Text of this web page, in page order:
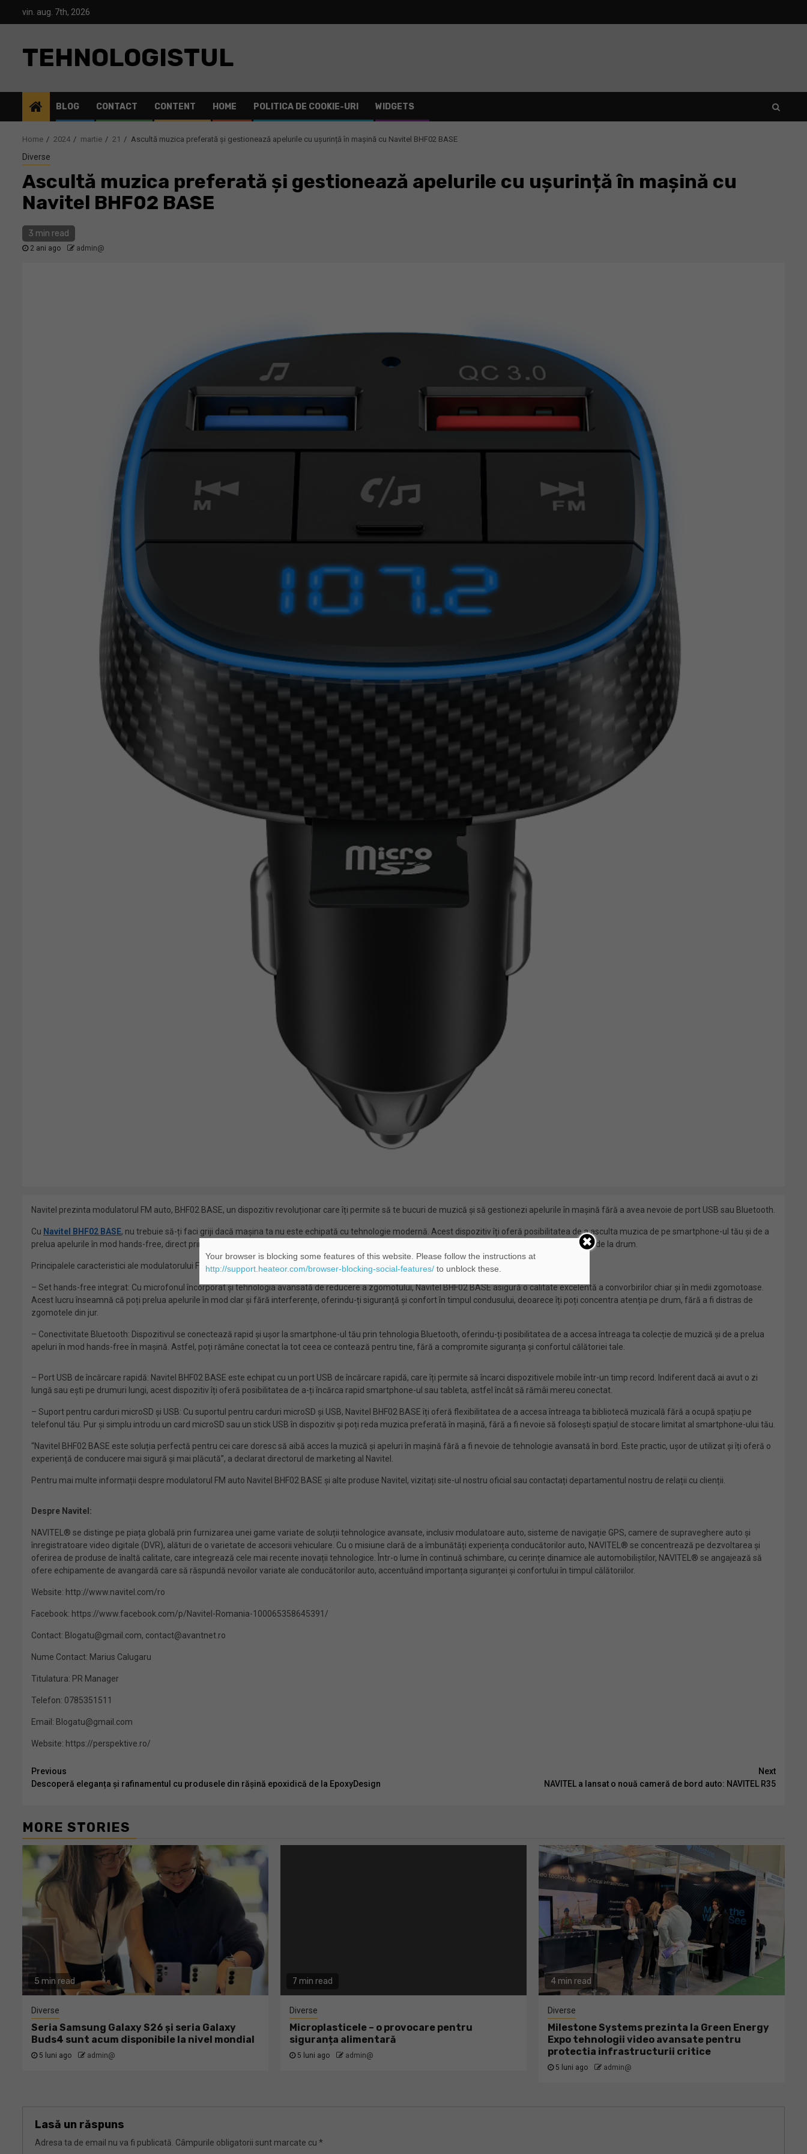
vin. aug. 7th, 2026
TEHNOLOGISTUL
BLOG CONTACT CONTENT HOME POLITICA DE COOKIE-URI WIDGETS
Home 2024 martie 21 Ascultă muzica preferată și gestionează apelurile cu ușurință în mașină cu Navitel BHF02 BASE
Diverse
Ascultă muzica preferată și gestionează apelurile cu ușurință în mașină cu
Navitel BHF02 BASE
3 min read
2 ani ago admin@
Navitel prezinta modulatorul FM auto, BHF02 BASE, un dispozitiv revoluționar care îți permite să te bucuri de muzică și să gestionezi apelurile în mașină fără a avea nevoie de port USB sau Bluetooth.
Cu Navitel BHF02 BASE, nu trebuie să-ți faci griji dacă mașina ta nu este echipată cu tehnologie modernă. Acest dispozitiv îți oferă posibilitatea de a asculta muzica de pe smartphone-ul tău și de a
prelua apelurile în mod hands-free, direct prin difuzoarele mașinii tale. Cu butoanele integrate, poți controla ușor muzica și apelurile, fără să-ți iei ochii de la drum.
Principalele caracteristici ale modulatorului FM auto Navitel BHF02 BASE includ:
– Set hands-free integrat: Cu microfonul încorporat și tehnologia avansată de reducere a zgomotului, Navitel BHF02 BASE asigură o calitate excelentă a convorbirilor chiar și în medii zgomotoase.
Acest lucru înseamnă că poți prelua apelurile în mod clar și fără interferențe, oferindu-ți siguranță și confort în timpul condusului, deoarece îți poți concentra atenția pe drum, fără a fi distras de
zgomotele din jur.
– Conectivitate Bluetooth: Dispozitivul se conectează rapid și ușor la smartphone-ul tău prin tehnologia Bluetooth, oferindu-ți posibilitatea de a accesa întreaga ta colecție de muzică și de a prelua
apeluri în mod hands-free în mașină. Astfel, poți rămâne conectat la tot ceea ce contează pentru tine, fără a compromite siguranța și confortul călătoriei tale.
– Port USB de încărcare rapidă: Navitel BHF02 BASE este echipat cu un port USB de încărcare rapidă, care îți permite să încarci dispozitivele mobile într-un timp record. Indiferent dacă ai avut o zi
lungă sau ești pe drumuri lungi, acest dispozitiv îți oferă posibilitatea de a-ți încărca rapid smartphone-ul sau tableta, astfel încât să rămâi mereu conectat.
– Suport pentru carduri microSD și USB: Cu suportul pentru carduri microSD și USB, Navitel BHF02 BASE îți oferă flexibilitatea de a accesa întreaga ta bibliotecă muzicală fără a ocupă spațiu pe
telefonul tău. Pur și simplu introdu un card microSD sau un stick USB în dispozitiv și poți reda muzica preferată în mașină, fără a fi nevoie să folosești spațiul de stocare limitat al smartphone-ului tău.
“Navitel BHF02 BASE este soluția perfectă pentru cei care doresc să aibă acces la muzică și apeluri în mașină fără a fi nevoie de tehnologie avansată în bord. Este practic, ușor de utilizat și îți oferă o
experiență de conducere mai sigură și mai plăcută”, a declarat directorul de marketing al Navitel.
Pentru mai multe informații despre modulatorul FM auto Navitel BHF02 BASE și alte produse Navitel, vizitați site-ul nostru oficial sau contactați departamentul nostru de relații cu clienții.
Despre Navitel:
NAVITEL® se distinge pe piața globală prin furnizarea unei game variate de soluții tehnologice avansate, inclusiv modulatoare auto, sisteme de navigație GPS, camere de supraveghere auto și
înregistratoare video digitale (DVR), alături de o varietate de accesorii vehiculare. Cu o misiune clară de a îmbunătăți experiența conducătorilor auto, NAVITEL® se concentrează pe dezvoltarea și
oferirea de produse de înaltă calitate, care integrează cele mai recente inovații tehnologice. Într-o lume în continuă schimbare, cu cerințe dinamice ale automobiliștilor, NAVITEL® se angajează să
ofere echipamente de avangardă care să răspundă nevoilor variate ale conducătorilor auto, accentuând importanța siguranței și confortului în timpul călătoriilor.
Website: http://www.navitel.com/ro
Facebook: https://www.facebook.com/p/Navitel-Romania-100065358645391/
Contact: Blogatu@gmail.com, contact@avantnet.ro
Nume Contact: Marius Calugaru
Titulatura: PR Manager
Telefon: 0785351511
Email: Blogatu@gmail.com
Website: https://perspektive.ro/
Continue
Reading
Previous
Descoperă eleganța și rafinamentul cu produsele din rășină epoxidică de la EpoxyDesign
Next
NAVITEL a lansat o nouă cameră de bord auto: NAVITEL R35
MORE STORIES
5 min read
Diverse
Seria Samsung Galaxy S26 și seria Galaxy
Buds4 sunt acum disponibile la nivel mondial
5 luni ago admin@
7 min read
Diverse
Microplasticele – o provocare pentru
siguranța alimentară
5 luni ago admin@
4 min read
Diverse
Milestone Systems prezinta la Green Energy
Expo tehnologii video avansate pentru
protectia infrastructurii critice
5 luni ago admin@
Lasă un răspuns
Adresa ta de email nu va fi publicată. Câmpurile obligatorii sunt marcate cu *
Your browser is blocking some features of this website. Please follow the instructions at
http://support.heateor.com/browser-blocking-social-features/to unblock these.